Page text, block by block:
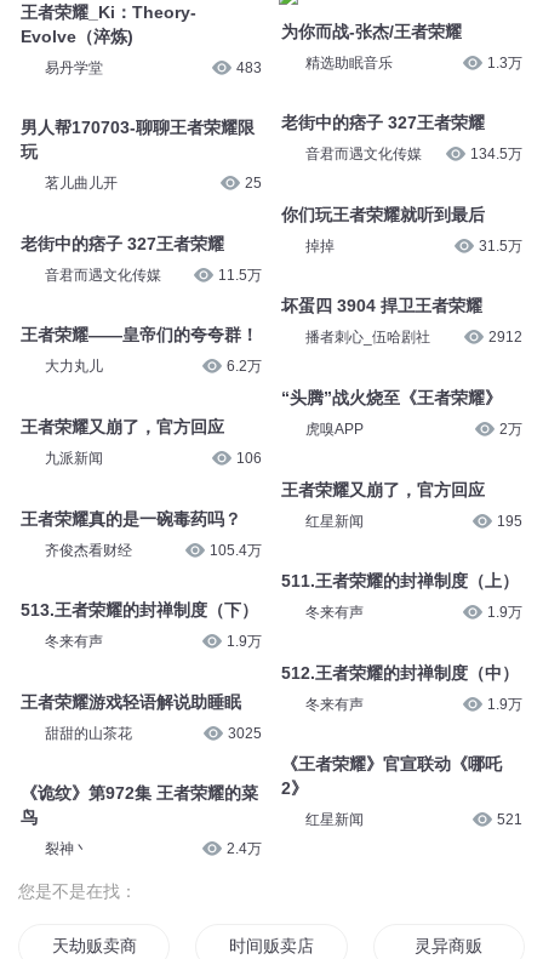
王者荣耀_Ki：Theory-
Evolve（淬炼)
易丹学堂 483
男人帮170703-聊聊王者荣耀限
玩
茗儿曲儿开 25
老街中的痞子 327王者荣耀
音君而遇文化传媒 11.5万
王者荣耀——皇帝们的夸夸群！
大力丸儿 6.2万
王者荣耀又崩了，官方回应
九派新闻 106
王者荣耀真的是一碗毒药吗？
齐俊杰看财经 105.4万
513.王者荣耀的封禅制度（下）
冬来有声 1.9万
王者荣耀游戏轻语解说助睡眠
甜甜的山茶花 3025
《诡纹》第972集 王者荣耀的菜
鸟
裂神丶 2.4万
为你而战-张杰/王者荣耀
精选助眠音乐 1.3万
老街中的痞子 327王者荣耀
音君而遇文化传媒 134.5万
你们玩王者荣耀就听到最后
掉掉 31.5万
坏蛋四 3904 捍卫王者荣耀
播者刺心_伍哈剧社 2912
“头腾”战火烧至《王者荣耀》
虎嗅APP 2万
王者荣耀又崩了，官方回应
红星新闻 195
511.王者荣耀的封禅制度（上）
冬来有声 1.9万
512.王者荣耀的封禅制度（中）
冬来有声 1.9万
《王者荣耀》官宣联动《哪吒
2》
红星新闻 521
您是不是在找：
天劫贩卖商 时间贩卖店 灵异商贩